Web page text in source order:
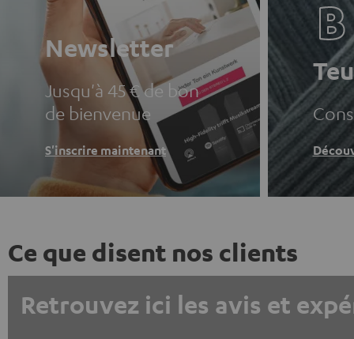
Newsletter
Jusqu'à 45 € de bon
de bienvenue
S'inscrire maintenant
Ce que disent nos clients
Retrouvez ici les avis et